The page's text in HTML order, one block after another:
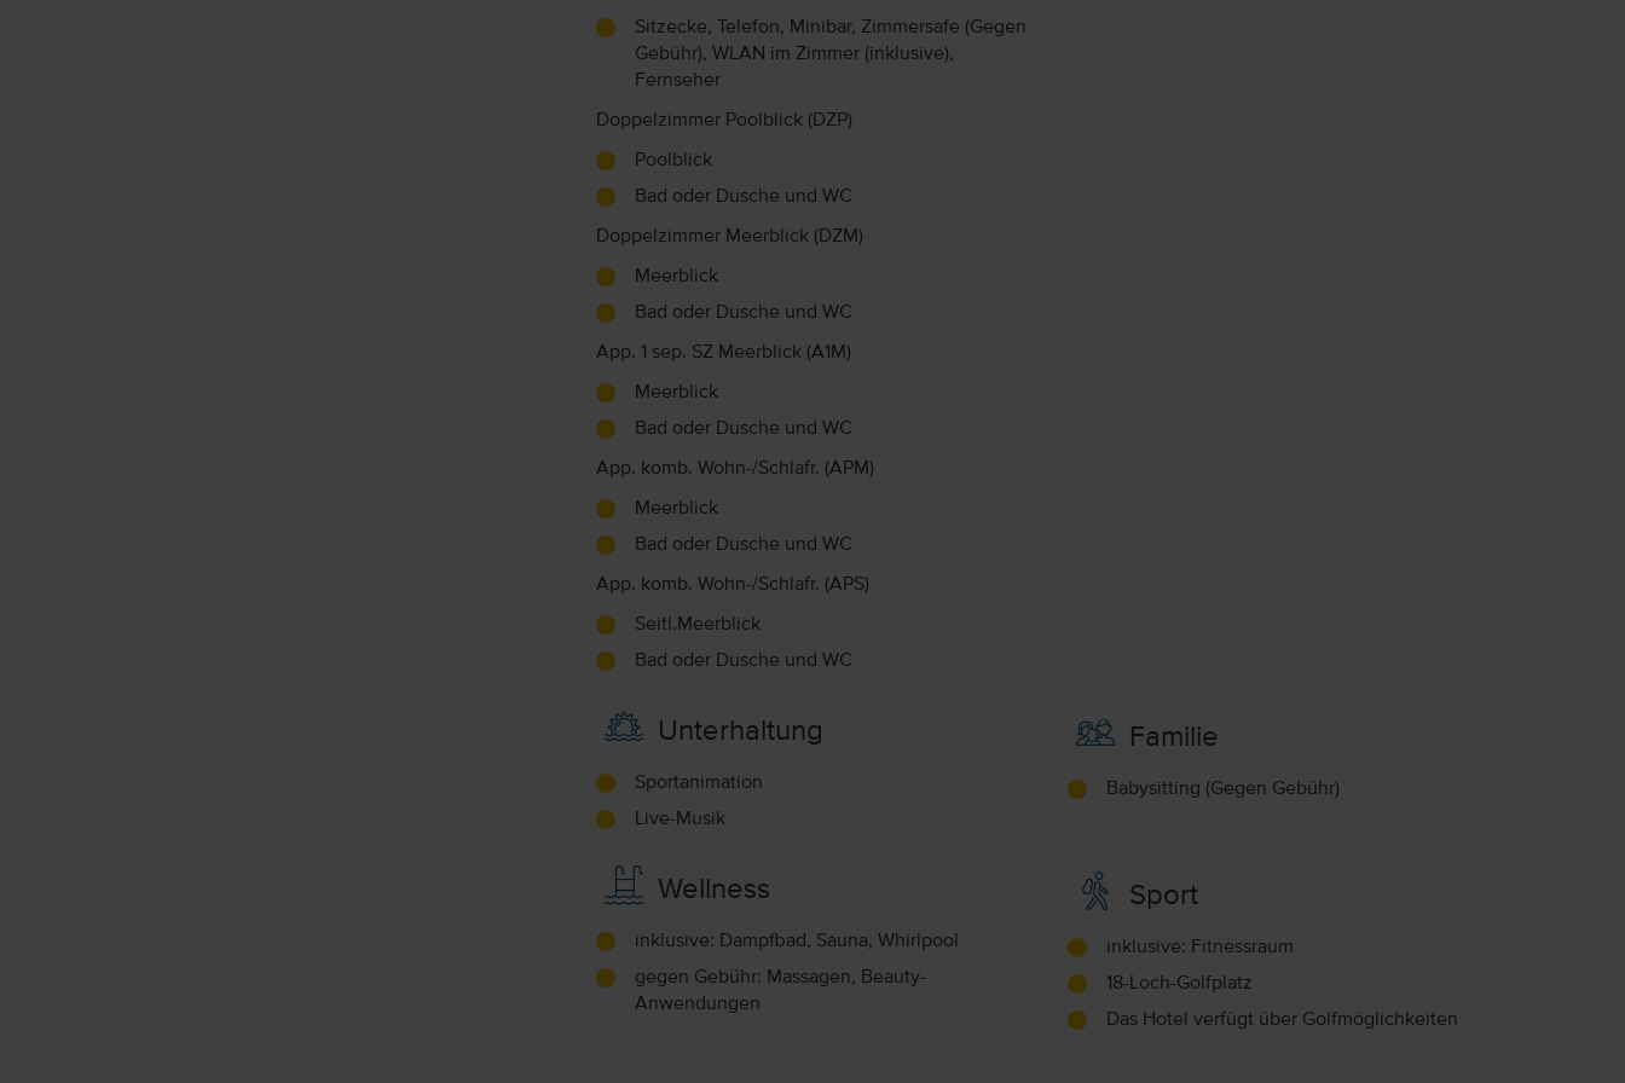
Sitzecke, Telefon, Minibar, Zimmersafe (Gegen
Gebühr), WLAN im Zimmer (inklusive),
Fernseher
Doppelzimmer Poolblick (DZP)
Poolblick
Bad oder Dusche und WC
Doppelzimmer Meerblick (DZM)
Meerblick
Bad oder Dusche und WC
App. 1 sep. SZ Meerblick (A1M)
Meerblick
Bad oder Dusche und WC
App. komb. Wohn-/Schlafr. (APM)
Meerblick
Bad oder Dusche und WC
App. komb. Wohn-/Schlafr. (APS)
Seitl.Meerblick
Bad oder Dusche und WC
Unterhaltung
Sportanimation
Live-Musik
Familie
Babysitting (Gegen Gebühr)
Wellness
inklusive: Dampfbad, Sauna, Whirlpool
gegen Gebühr: Massagen, Beauty-
Anwendungen
Sport
inklusive: Fitnessraum
18-Loch-Golfplatz
Das Hotel verfügt über Golfmöglichkeiten